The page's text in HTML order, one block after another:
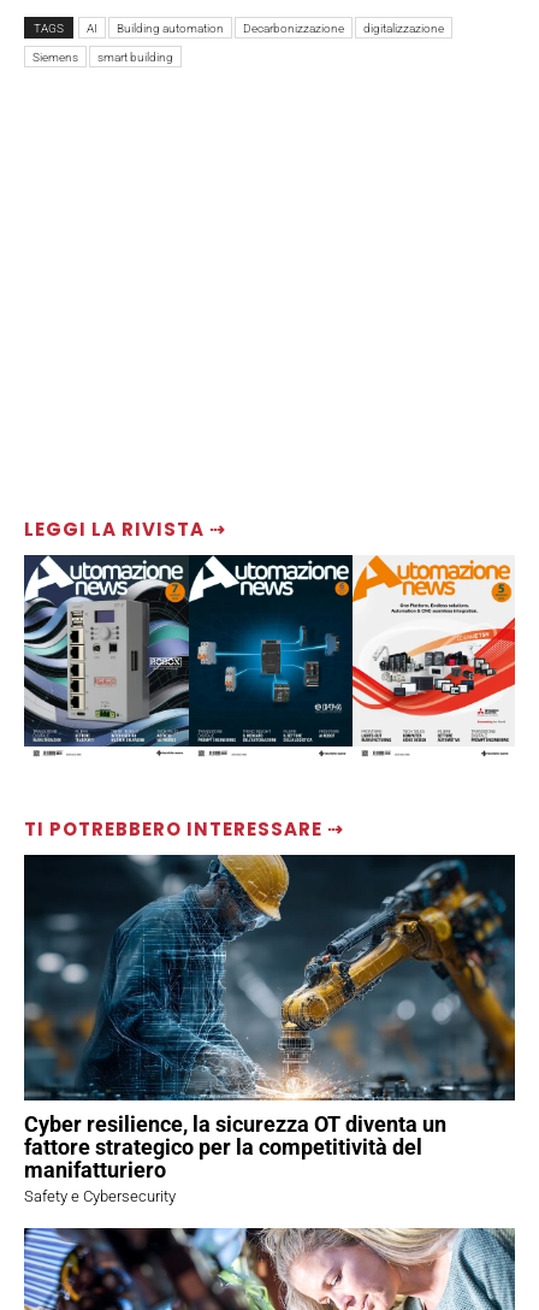
LEGGI LA RIVISTA ⇢
TI POTREBBERO INTERESSARE ⇢
Cyber resilience, la sicurezza OT diventa un
fattore strategico per la competitività del
manifatturiero
Safety e Cybersecurity
TAGS AI Building automation Decarbonizzazione digitalizzazione
Siemens smart building